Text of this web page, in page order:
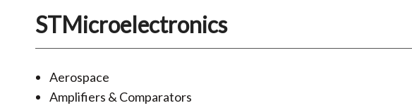
STMicroelectronics
Aerospace
Amplifiers & Comparators